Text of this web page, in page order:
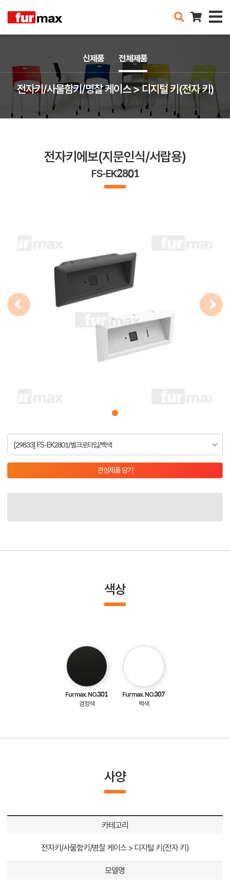
전자키/사물함키/명찰 케이스 > 디지털 키(전자 키)
신제품 전체제품
전자키에보(지문인식/서랍용)
FS-EK2801
[29833] FS-EK2801/벨크로타입/백색
관심제품 담기
색상
Furmax. NO.301
검정색
Furmax. NO.307
백색
사양
카테고리
전자키/사물함키/명찰 케이스 > 디지털 키(전자 키)
모델명